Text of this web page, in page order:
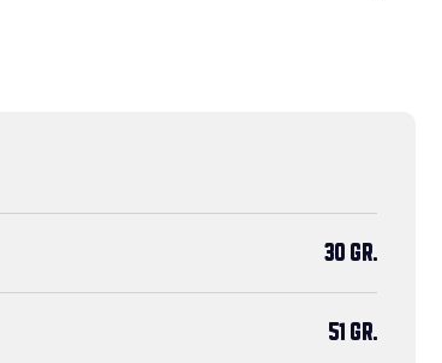
30 GR.
51 GR.